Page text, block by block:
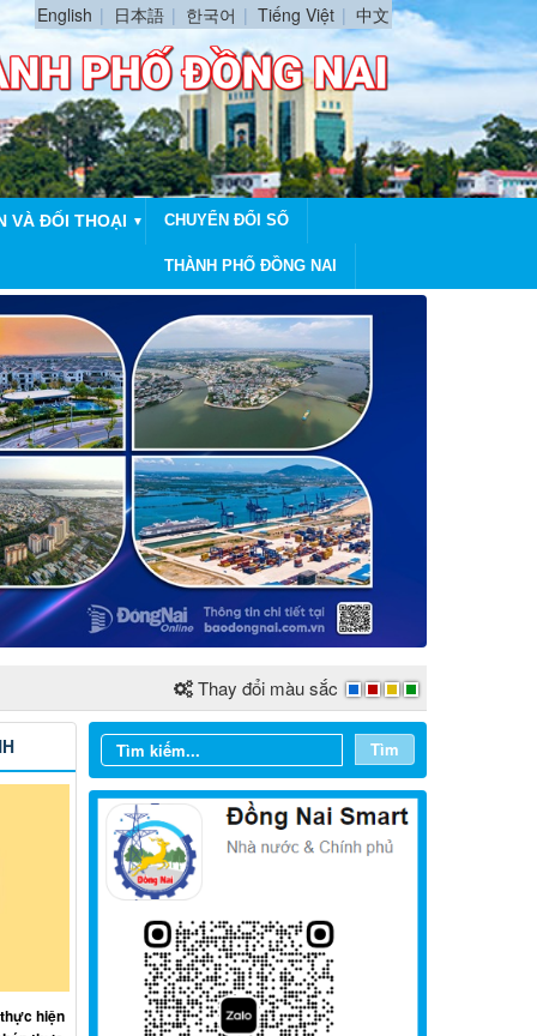
English 日本語 한국어 Tiếng Việt 中文
VÀ ĐỐI THOẠI ▼ CHUYỂN ĐỔI SỐ
THÀNH PHỐ ĐỒNG NAI
Thay đổi màu sắc
Tìm
Từ ngày 03/8/2026 đến ngày
09/8/2026
Từ ngày 27/7/2026 đến ngày
hiện